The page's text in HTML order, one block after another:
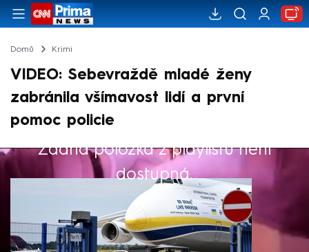
Domů Krimi
VIDEO: Sebevraždě mladé ženy
zabránila všímavost lidí a první
pomoc policie
Žádná položka z playlistu není
dostupná.
Výběr redakce